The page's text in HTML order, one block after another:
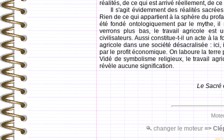
réalités, de ce qui est arrivé réellement, de
Il s'agit évidemment des réalités
Rien de ce qui appartient à la sphère du
été fondé ontologiquement par le mythe,
verrons plus bas, le travail agricole est
civilisateurs. Aussi constitue-t-il un acte à la
agricole dans une société désacralisée :
par le profit économique. On laboure la
Vidé de symbolisme religieux, le travail
révèle aucune signification.
Le Sacré
changer le moteur =>